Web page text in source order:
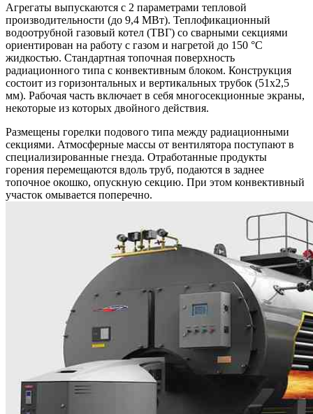
Агрегаты выпускаются с 2 параметрами тепловой
производительности (до 9,4 МВт). Теплофикационный
водоотрубной газовый котел (ТВГ) со сварными секциями
ориентирован на работу с газом и нагретой до 150 °C
жидкостью. Стандартная топочная поверхность
радиационного типа с конвективным блоком. Конструкция
состоит из горизонтальных и вертикальных трубок (51х2,5
мм). Рабочая часть включает в себя многосекционные экраны,
некоторые из которых двойного действия.
Размещены горелки подового типа между радиационными
секциями. Атмосферные массы от вентилятора поступают в
специализированные гнезда. Отработанные продукты
горения перемещаются вдоль труб, подаются в заднее
топочное окошко, опускную секцию. При этом конвективный
участок омывается поперечно.